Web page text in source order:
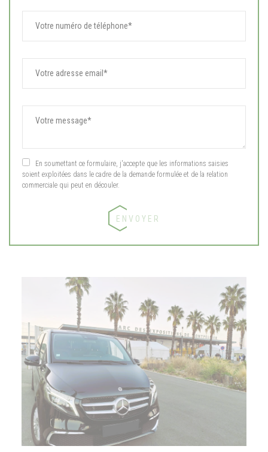
En soumettant ce formulaire, j'accepte que les informations saisies
soient exploitées dans le cadre de la demande formulée et de la relation
commerciale qui peut en découler.